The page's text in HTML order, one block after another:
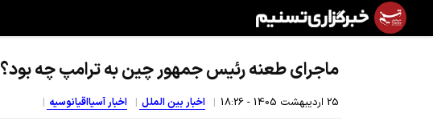
ماجرای طعنه رئیس جمهور چین به ترامپ چه بود؟
25 ارديبهشت 1405 - 18:26 اخبار بین الملل اخبار آسیااقیانوسیه